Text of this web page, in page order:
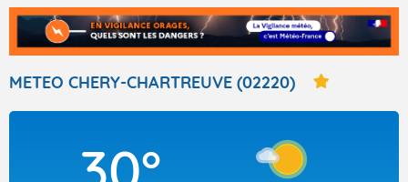
TOUS LES RÉSULTATS
Articles
METEO CHERY-CHARTREUVE (02220)